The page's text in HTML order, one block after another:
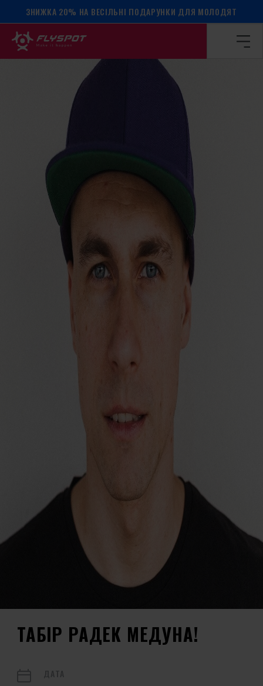
ЗНИЖКА 20% НА ВЕСІЛЬНІ ПОДАРУНКИ ДЛЯ МОЛОДЯТ
Головна сторінка / Календар подій / Табір Радек Медуна!
ТАБІР РАДЕК МЕДУНА!